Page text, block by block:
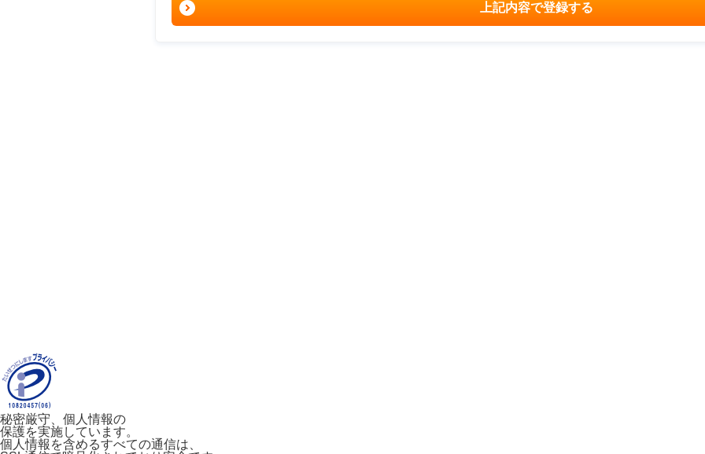
上記内容で登録する
秘密厳守、個人情報の
保護を実施しています。
個人情報を含めるすべての通信は、